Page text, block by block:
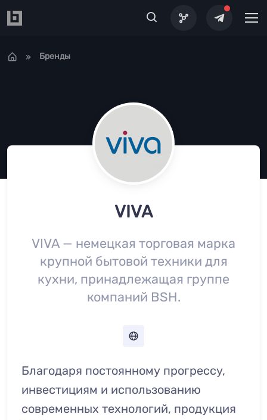
Бренды
VIVA
VIVA — немецкая торговая марка
крупной бытовой техники для
кухни, принадлежащая группе
компаний BSH.
Благодаря постоянному прогрессу,
инвестициям и использованию
современных технологий, продукция